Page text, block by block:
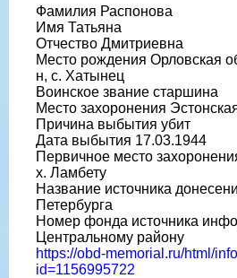
Фамилия Распонова
Имя Татьяна
Отчество Дмитриевна
Место рождения Орловская
н, с. Хатынец
Воинское звание старшина
Место захоронения
Причина выбытия убит
Дата выбытия 17.03.1944
Первичное место
х. Ламбету
Название источника
Петербурга
Номер фонда источника
Центральному району
https://obd-memorial.ru/html/
id=1156995722